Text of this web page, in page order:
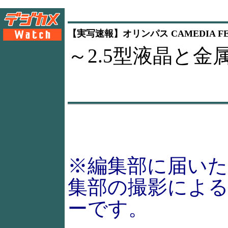
【実写速報】オリンパス CAMEDIA
～2.5型液晶と金
※編集部に届い
集部の撮影によ
ーです。